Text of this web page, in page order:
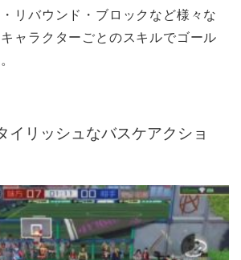
リバウンド・ブロックなど様々な
ャラクターごとのスキルでゴール
イリッシュなバスケアクショ